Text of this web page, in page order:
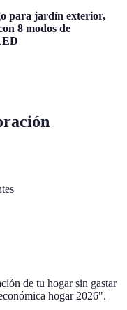
para jardín exterior,
8 modos de
de tu hogar sin gastar
hogar 2026".